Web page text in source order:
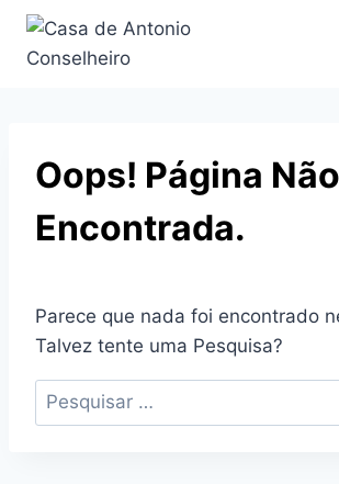
Oops! Página Não
Encontrada.
Parece que nada foi encontrado
Talvez tente uma Pesquisa?